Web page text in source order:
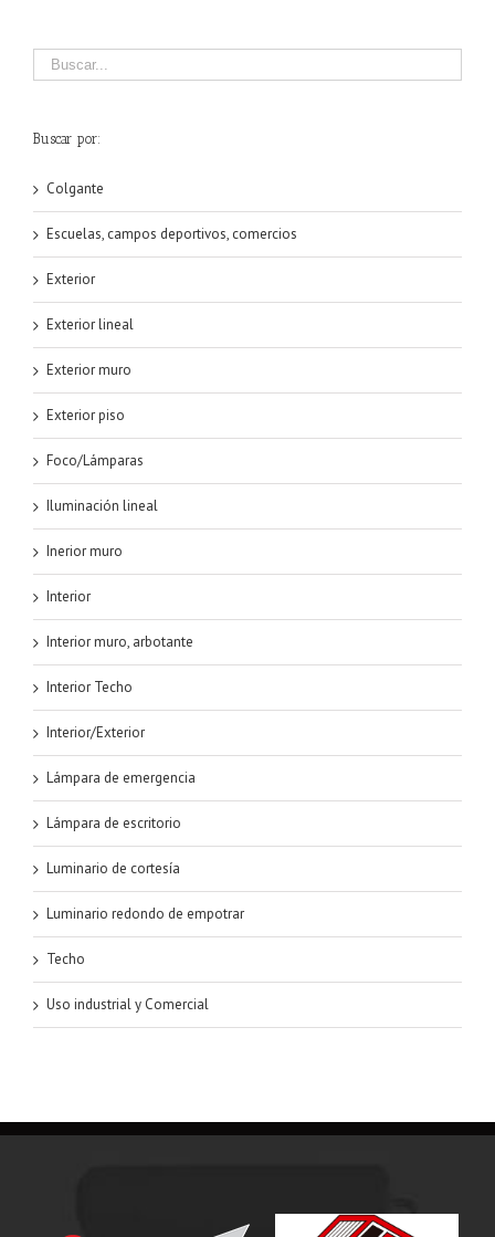
Buscar por:
Colgante
Escuelas, campos deportivos, comercios
Exterior
Exterior lineal
Exterior muro
Exterior piso
Foco/Lámparas
Iluminación lineal
Inerior muro
Interior
Interior muro, arbotante
Interior Techo
Interior/Exterior
Lámpara de emergencia
Lámpara de escritorio
Luminario de cortesía
Luminario redondo de empotrar
Techo
Uso industrial y Comercial